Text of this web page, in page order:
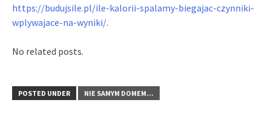
https://budujsile.pl/ile-kalorii-spalamy-biegajac-czynniki-
wplywajace-na-wyniki/.
No related posts.
POSTED UNDER NIE SAMYM DOMEM...